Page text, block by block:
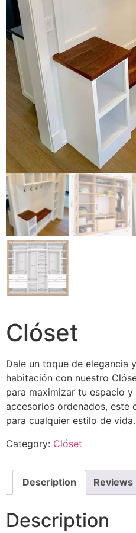
Clóset
Dale un toque de elegancia
habitación con nuestro
para maximizar tu espacio
accesorios ordenados, este
para cualquier estilo de vida.
Category: Clóset
Description Reviews
Description